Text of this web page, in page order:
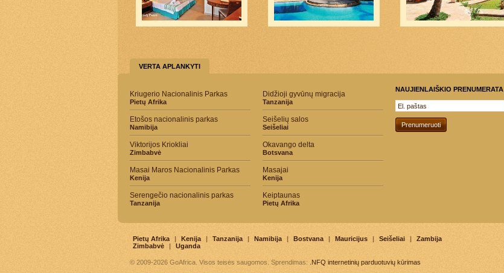
VERTA APLANKYTI
Kriugerio Nacionalinis Parkas
Pietų Afrika
Etošos nacionalinis parkas
Namibija
Viktorijos Kriokliai
Zimbabvė
Masai Maros Nacionalinis Parkas
Kenija
Serengečio nacionalinis parkas
Tanzanija
Didžioji gyvūnų migracija
Tanzanija
Seišelių salos
Seišeliai
Okavango delta
Botsvana
Masajai
Kenija
Keiptaunas
Pietų Afrika
NAUJIENLAIŠKIO PRENUMERATA
Pietų Afrika | Kenija | Tanzanija | Namibija | Bostvana | Mauricijus | Seišeliai |
Zambija
Zimbabvė
| Uganda
© 2009-2026 GoAfrica. Visos teisės saugomos. Sprendimas: .NFQ internetinių parduotuvių kūrimas